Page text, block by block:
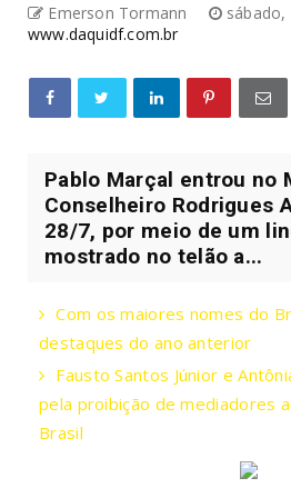
Emerson Tormann
www.daquidf.com.br
Pablo Marçal entrou no
Conselheiro Rodrigues
28/7, por meio de um
mostrado no telão a...
Com os maiores nomes do
destaques do ano anterior
Fausto Santos Júnior e
pela proibição de mediadores
Brasil